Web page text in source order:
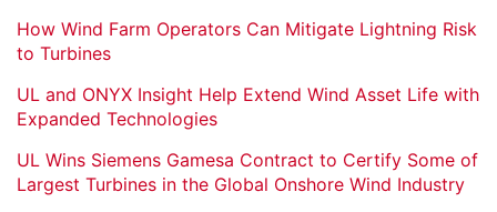
How Wind Farm Operators Can Mitigate Lightning Risk
to Turbines
UL and ONYX Insight Help Extend Wind Asset Life with
Expanded Technologies
UL Wins Siemens Gamesa Contract to Certify Some of
Largest Turbines in the Global Onshore Wind Industry